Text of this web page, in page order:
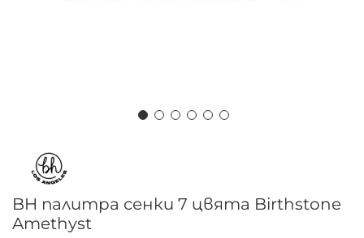
началото
галерия
със
BH палитра сенки 7 цвята Birthstone
Amethyst